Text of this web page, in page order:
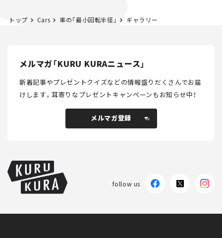
トップ Cars 車の「最小回転半径」 ギャラリー
メルマガ「KURU KURAニュース」
新着記事やプレゼントクイズなどの情報盛りだくさんでお届
けします。耳寄りなプレゼントキャンペーンもお知らせ中！
メルマガ登録
follow us